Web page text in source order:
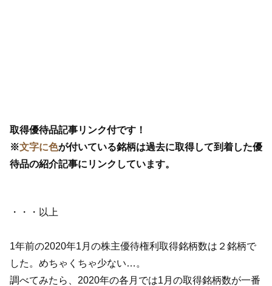
取得優待品記事リンク付です！
※文字に色が付いている銘柄は過去に取得して到着した優
待品の紹介記事にリンクしています。
・・・以上
1年前の2020年1月の株主優待権利取得銘柄数は２銘柄で
した。めちゃくちゃ少ない…。
調べてみたら、2020年の各月では1月の取得銘柄数が一番